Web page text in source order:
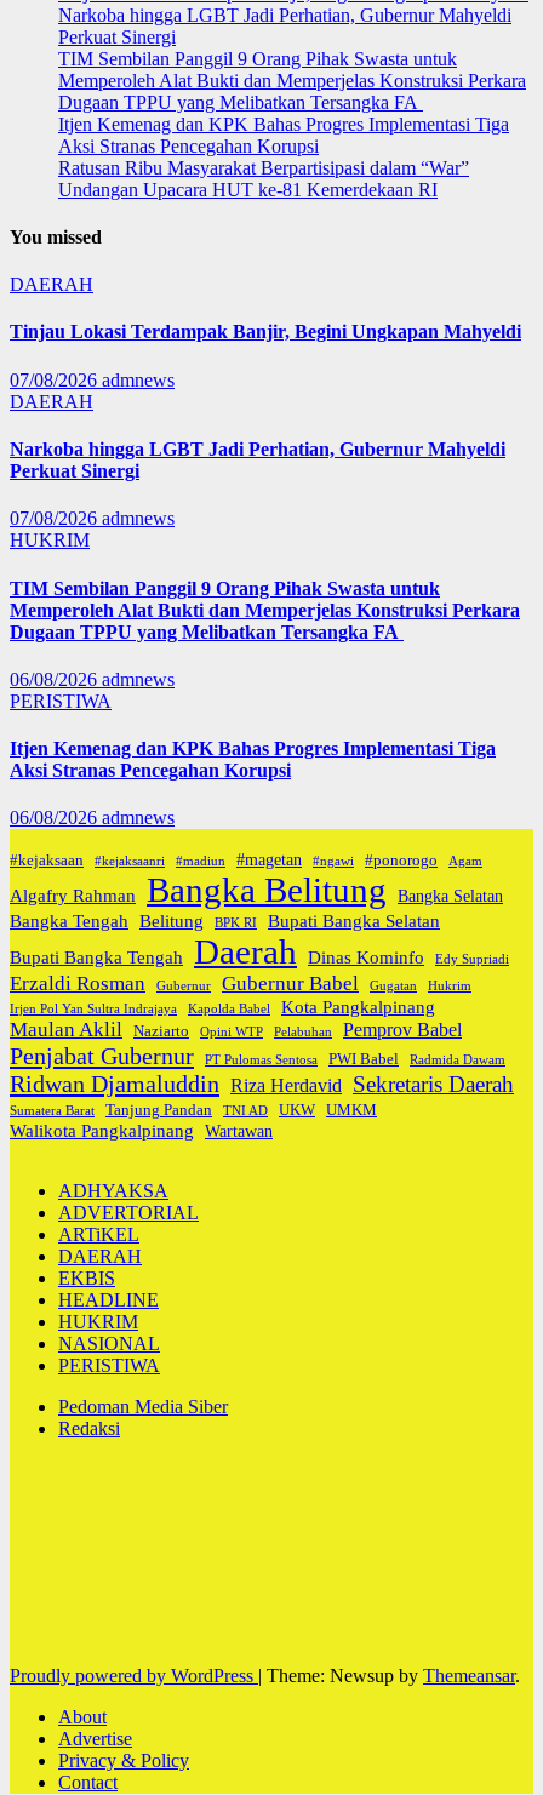
Narkoba hingga LGBT Jadi Perhatian, Gubernur Mahyeldi
Perkuat Sinergi
TIM Sembilan Panggil 9 Orang Pihak Swasta untuk
Memperoleh Alat Bukti dan Memperjelas Konstruksi Perkara
Dugaan TPPU yang Melibatkan Tersangka FA
Itjen Kemenag dan KPK Bahas Progres Implementasi Tiga
Aksi Stranas Pencegahan Korupsi
Ratusan Ribu Masyarakat Berpartisipasi dalam “War”
Undangan Upacara HUT ke-81 Kemerdekaan RI
You missed
DAERAH
Tinjau Lokasi Terdampak Banjir, Begini Ungkapan Mahyeldi
07/08/2026 admnews
DAERAH
Narkoba hingga LGBT Jadi Perhatian, Gubernur Mahyeldi
Perkuat Sinergi
07/08/2026 admnews
HUKRIM
TIM Sembilan Panggil 9 Orang Pihak Swasta untuk
Memperoleh Alat Bukti dan Memperjelas Konstruksi Perkara
Dugaan TPPU yang Melibatkan Tersangka FA
06/08/2026 admnews
PERISTIWA
Itjen Kemenag dan KPK Bahas Progres Implementasi Tiga
Aksi Stranas Pencegahan Korupsi
06/08/2026 admnews
#kejaksaan #kejaksaanri #madiun #magetan #ngawi #ponorogo Agam
Algafry Rahman Bangka Belitung Bangka Selatan
Bangka Tengah Belitung BPK RI
Bupati Bangka Selatan
Bupati Bangka Tengah Daerah Dinas Kominfo Edy Supriadi
Erzaldi Rosman Gubernur Gubernur Babel Gugatan
Hukrim
Irjen Pol Yan Sultra Indrajaya
Kapolda Babel Kota Pangkalpinang
Maulan Aklil Naziarto Opini WTP Pelabuhan Pemprov Babel
Penjabat Gubernur PT Pulomas Sentosa PWI Babel Radmida Dawam
Ridwan Djamaluddin Riza Herdavid Sekretaris Daerah
Sumatera Barat Tanjung Pandan TNI AD UKW UMKM
Walikota Pangkalpinang Wartawan
ADHYAKSA
ADVERTORIAL
ARTiKEL
DAERAH
EKBIS
HEADLINE
HUKRIM
NASIONAL
PERISTIWA
Pedoman Media Siber
Redaksi
Proudly powered by WordPress | Theme: Newsup by Themeansar.
About
Advertise
Privacy & Policy
Contact